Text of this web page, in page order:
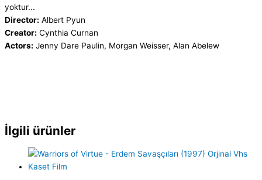
yoktur...
Director: Albert Pyun
Creator: Cynthia Curnan
Actors: Jenny Dare Paulin, Morgan Weisser, Alan Abelew
İlgili ürünler